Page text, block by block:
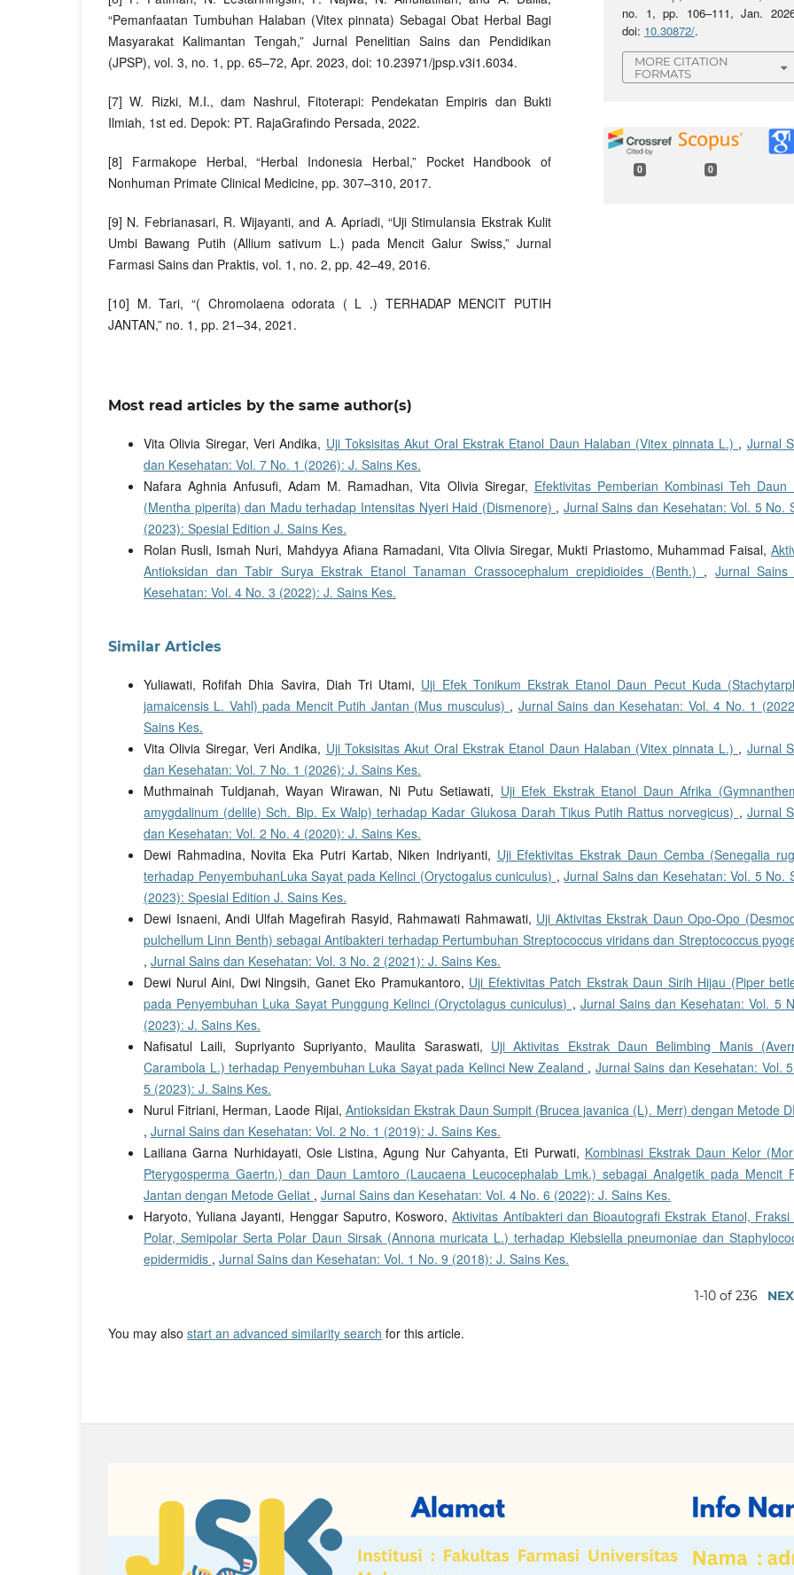
“Pemanfaatan Tumbuhan Halaban (Vitex pinnata) Sebagai Obat Herbal Bagi
Masyarakat Kalimantan Tengah,” Jurnal Penelitian Sains dan Pendidikan
(JPSP), vol. 3, no. 1, pp. 65–72, Apr. 2023, doi: 10.23971/jpsp.v3i1.6034.
[7] W. Rizki, M.I., dam Nashrul, Fitoterapi: Pendekatan Empiris dan Bukti
Ilmiah, 1st ed. Depok: PT. RajaGrafindo Persada, 2022.
[8] Farmakope Herbal, “Herbal Indonesia Herbal,” Pocket Handbook of
Nonhuman Primate Clinical Medicine, pp. 307–310, 2017.
[9] N. Febrianasari, R. Wijayanti, and A. Apriadi, “Uji Stimulansia Ekstrak Kulit
Umbi Bawang Putih (Allium sativum L.) pada Mencit Galur Swiss,” Jurnal
Farmasi Sains dan Praktis, vol. 1, no. 2, pp. 42–49, 2016.
[10] M. Tari, “( Chromolaena odorata ( L .) TERHADAP MENCIT PUTIH
JANTAN,” no. 1, pp. 21–34, 2021.
no. 1, pp. 106–111, Jan.
doi: 10.30872/.
MORE CITATION
FORMATS
0 0
Most read articles by the same author(s)
Vita Olivia Siregar, Veri Andika, Uji Toksisitas Akut Oral Ekstrak Etanol Daun Halaban (Vitex pinnata L.) , Jurnal
dan Kesehatan: Vol. 7 No. 1 (2026): J. Sains Kes.
Nafara Aghnia Anfusufi, Adam M. Ramadhan, Vita Olivia Siregar, Efektivitas Pemberian Kombinasi Teh Daun
(Mentha piperita) dan Madu terhadap Intensitas Nyeri Haid (Dismenore) , Jurnal Sains dan Kesehatan: Vol. 5 No.
(2023): Spesial Edition J. Sains Kes.
Rolan Rusli, Ismah Nuri, Mahdyya Afiana Ramadani, Vita Olivia Siregar, Mukti Priastomo, Muhammad Faisal,
Antioksidan dan Tabir Surya Ekstrak Etanol Tanaman Crassocephalum crepidioides (Benth.) , Jurnal Sains
Kesehatan: Vol. 4 No. 3 (2022): J. Sains Kes.
Similar Articles
Yuliawati, Rofifah Dhia Savira, Diah Tri Utami, Uji Efek Tonikum Ekstrak Etanol Daun Pecut Kuda
jamaicensis L. Vahl) pada Mencit Putih Jantan (Mus musculus) , Jurnal Sains dan Kesehatan: Vol. 4 No. 1
Sains Kes.
Vita Olivia Siregar, Veri Andika, Uji Toksisitas Akut Oral Ekstrak Etanol Daun Halaban (Vitex pinnata L.) , Jurnal
dan Kesehatan: Vol. 7 No. 1 (2026): J. Sains Kes.
Muthmainah Tuldjanah, Wayan Wirawan, Ni Putu Setiawati, Uji Efek Ekstrak Etanol Daun Afrika
amygdalinum (delile) Sch. Bip. Ex Walp) terhadap Kadar Glukosa Darah Tikus Putih Rattus norvegicus) , Jurnal
dan Kesehatan: Vol. 2 No. 4 (2020): J. Sains Kes.
Dewi Rahmadina, Novita Eka Putri Kartab, Niken Indriyanti, Uji Efektivitas Ekstrak Daun Cemba (Senegalia
terhadap PenyembuhanLuka Sayat pada Kelinci (Oryctogalus cuniculus) ,Jurnal Sains dan Kesehatan: Vol. 5 No.
(2023): Spesial Edition J. Sains Kes.
Dewi Isnaeni, Andi Ulfah Magefirah Rasyid, Rahmawati Rahmawati, Uji Aktivitas Ekstrak Daun Opo-Opo
pulchellum Linn Benth) sebagai Antibakteri terhadap Pertumbuhan Streptococcus viridans dan Streptococcus
, Jurnal Sains dan Kesehatan: Vol. 3 No. 2 (2021): J. Sains Kes.
Dewi Nurul Aini, Dwi Ningsih, Ganet Eko Pramukantoro, Uji Efektivitas Patch Ekstrak Daun Sirih Hijau (Piper
pada Penyembuhan Luka Sayat Punggung Kelinci (Oryctolagus cuniculus) , Jurnal Sains dan Kesehatan: Vol. 5
(2023): J. Sains Kes.
Nafisatul Laili, Supriyanto Supriyanto, Maulita Saraswati, Uji Aktivitas Ekstrak Daun Belimbing Manis
Carambola L.) terhadap Penyembuhan Luka Sayat pada Kelinci New Zealand , Jurnal Sains dan Kesehatan: Vol.
5 (2023): J. Sains Kes.
Nurul Fitriani, Herman, Laode Rijai, Antioksidan Ekstrak Daun Sumpit (Brucea javanica (L). Merr) dengan Metode
, Jurnal Sains dan Kesehatan: Vol. 2 No. 1 (2019): J. Sains Kes.
Lailiana Garna Nurhidayati, Osie Listina, Agung Nur Cahyanta, Eti Purwati, Kombinasi Ekstrak Daun Kelor
Pterygosperma Gaertn.) dan Daun Lamtoro (Laucaena Leucocephalab Lmk.) sebagai Analgetik pada Mencit
Jantan dengan Metode Geliat , Jurnal Sains dan Kesehatan: Vol. 4 No. 6 (2022): J. Sains Kes.
Haryoto, Yuliana Jayanti, Henggar Saputro, Kosworo,Aktivitas Antibakteri dan Bioautografi Ekstrak Etanol, Fraksi
Polar, Semipolar Serta Polar Daun Sirsak (Annona muricata L.) terhadap Klebsiella pneumoniae dan
epidermidis , Jurnal Sains dan Kesehatan: Vol. 1 No. 9 (2018): J. Sains Kes.
1-10 of 236
You may also start an advanced similarity search for this article.